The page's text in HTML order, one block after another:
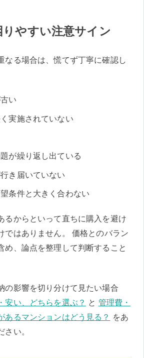
りやすい注意サイン
なる場合は、慌てず丁寧に確認し
い
実施されていない
が繰り返し出ている
き届いていない
条件と大きく合わない
るからといって直ちに購入を避け
ではありません。 価格とのバラン
め、論点を整理して判断すること
の影響を切り分けて見たい場合
安い、どちらを選ぶ？ と 管理費・
あるマンションはどう見る？
をあ
さい。